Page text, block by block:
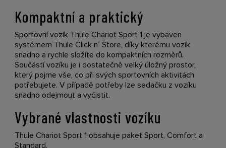
Kompaktní a praktický
Sportovní vozík Thule Chariot Sport 1 je vybaven
systémem Thule Click n´ Store, díky kterému vozík
snadno a rychle složíte do kompaktních rozměrů.
Součástí vozíku je i dostatečně velký úložný prostor,
který pojme vše, co při svých sportovních aktivitách
potřebujete. V případě potřeby lze sedačku z vozíku
snadno odejmout a vyčistit.
Vybrané vlastnosti vozíku
Thule Chariot Sport 1 obsahuje paket Sport, Comfort a
Standard.